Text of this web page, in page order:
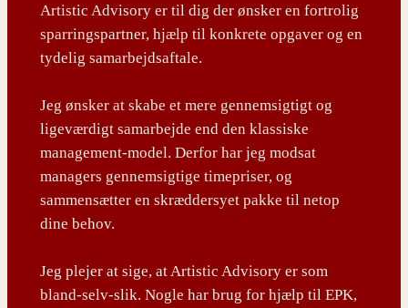
Artistic Advisory er til dig der ønsker en fortrolig
sparringspartner, hjælp til konkrete opgaver og en
tydelig samarbejdsaftale.
Jeg ønsker at skabe et mere gennemsigtigt og
ligeværdigt samarbejde end den klassiske
management-model. Derfor har jeg modsat
managers gennemsigtige timepriser, og
sammensætter en skræddersyet pakke til netop
dine behov.
Jeg plejer at sige, at Artistic Advisory er som
bland-selv-slik. Nogle har brug for hjælp til EPK,